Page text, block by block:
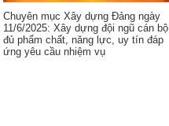
Chuyên mục Xây dựng Đảng ngày
11/6/2025: Xây dựng đội ngũ cán bộ
đủ phẩm chất, năng lực, uy tín đáp
ứng yêu cầu nhiệm vụ